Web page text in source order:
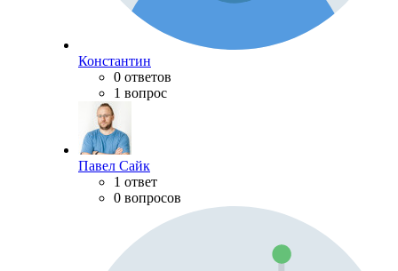
Константин
0 ответов
1 вопрос
Павел Сайк
1 ответ
0 вопросов